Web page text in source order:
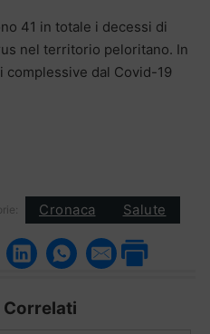
41 in totale i decessi di
nel territorio peloritano. In
dal Covid-19
Cronaca Salute